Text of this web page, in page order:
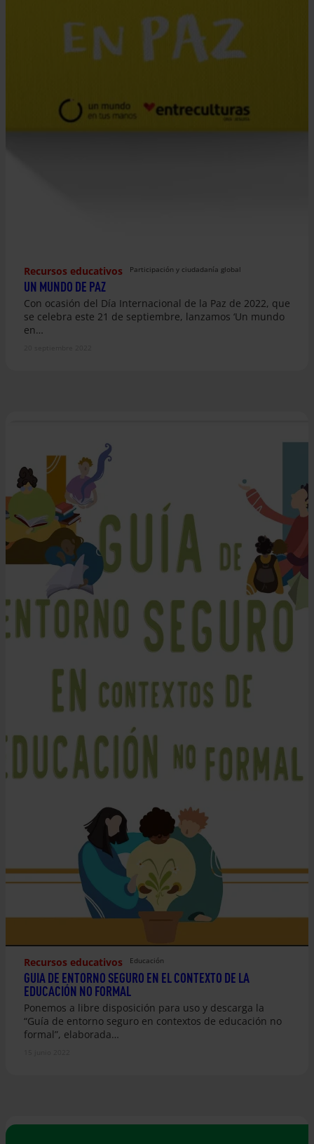
Recursos educativos Participación y ciudadanía global
UN MUNDO DE PAZ
Con ocasión del Día Internacional de la Paz de 2022, que
se celebra este 21 de septiembre, lanzamos ‘Un mundo
en…
Recursos educativos Educación
GUIA DE ENTORNO SEGURO EN EL CONTEXTO DE LA
EDUCACIÓN NO FORMAL
Ponemos a libre disposición para uso y descarga la
“Guía de entorno seguro en contextos de educación no
formal”, elaborada…